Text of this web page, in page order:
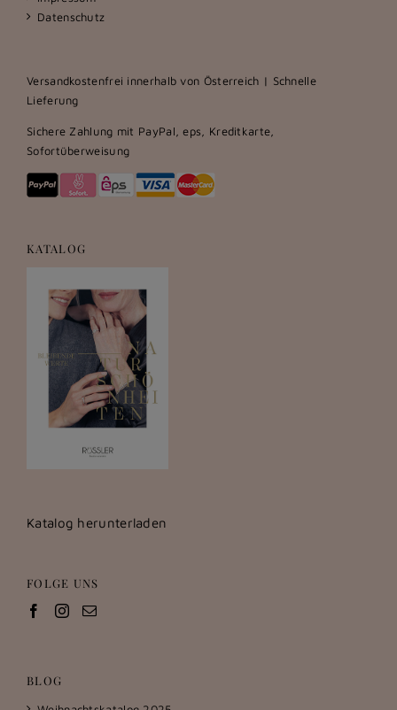
Datenschutz
Versandkostenfrei innerhalb von Österreich | Schnelle
Lieferung
Sichere Zahlung mit PayPal, eps, Kreditkarte,
Sofortüberweisung
KATALOG
Katalog herunterladen
FOLGE UNS
BLOG